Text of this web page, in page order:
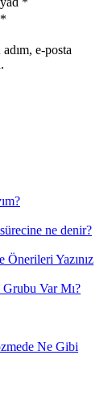
*
e-posta
ne denir?
Yazınız
Var Mı?
Ne Gibi